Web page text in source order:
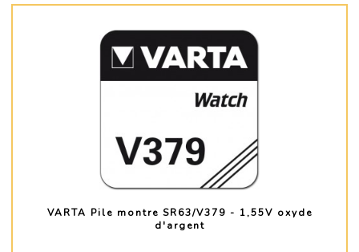
VARTA Pile montre SR63/V379 - 1,55V oxyde
d'argent